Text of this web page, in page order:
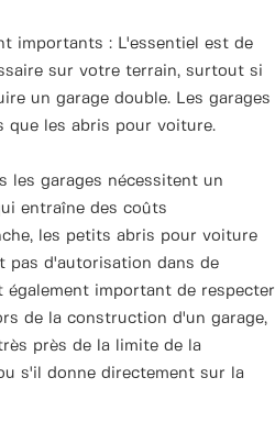
importants : L'essentiel est de
sur votre terrain, surtout si
un garage double. Les garages
que les abris pour voiture.
les garages nécessitent un
entraîne des coûts
les petits abris pour voiture
pas d'autorisation dans de
également important de respecter
de la construction d'un garage,
près de la limite de la
s'il donne directement sur la